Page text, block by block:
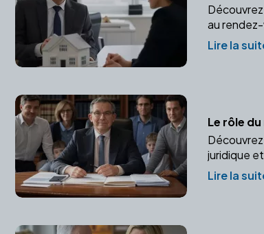
au
Lire la
Le rôle
juridique
Lire la